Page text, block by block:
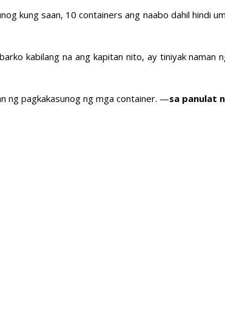
kung saan, 10 containers ang naabo dahil hindi
kabilang na ang kapitan nito, ay tiniyak
ng pagkakasunog ng mga container. —sa panulat